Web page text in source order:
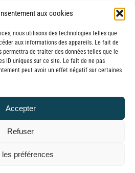
aux cookies
nous utilisons des technologies telles que
aux informations des appareils. Le fait de
permettra de traiter des données telles que le
ID uniques sur ce site. Le fait de ne pas
peut avoir un effet négatif sur certaines
Accepter
Refuser
les préférences